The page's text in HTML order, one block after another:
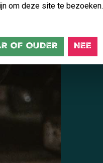
om deze site te bezoeken.
OF OUDER NEE